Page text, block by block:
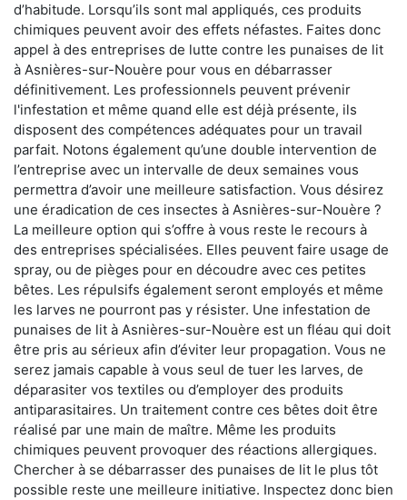
d’habitude. Lorsqu’ils sont mal appliqués, ces produits
chimiques peuvent avoir des effets néfastes. Faites donc
appel à des entreprises de lutte contre les punaises de lit
à Asnières-sur-Nouère pour vous en débarrasser
définitivement. Les professionnels peuvent prévenir
l'infestation et même quand elle est déjà présente, ils
disposent des compétences adéquates pour un travail
parfait. Notons également qu’une double intervention de
l’entreprise avec un intervalle de deux semaines vous
permettra d’avoir une meilleure satisfaction. Vous désirez
une éradication de ces insectes à Asnières-sur-Nouère ?
La meilleure option qui s’offre à vous reste le recours à
des entreprises spécialisées. Elles peuvent faire usage de
spray, ou de pièges pour en découdre avec ces petites
bêtes. Les répulsifs également seront employés et même
les larves ne pourront pas y résister. Une infestation de
punaises de lit à Asnières-sur-Nouère est un fléau qui doit
être pris au sérieux afin d’éviter leur propagation. Vous ne
serez jamais capable à vous seul de tuer les larves, de
déparasiter vos textiles ou d’employer des produits
antiparasitaires. Un traitement contre ces bêtes doit être
réalisé par une main de maître. Même les produits
chimiques peuvent provoquer des réactions allergiques.
Chercher à se débarrasser des punaises de lit le plus tôt
possible reste une meilleure initiative. Inspectez donc bien